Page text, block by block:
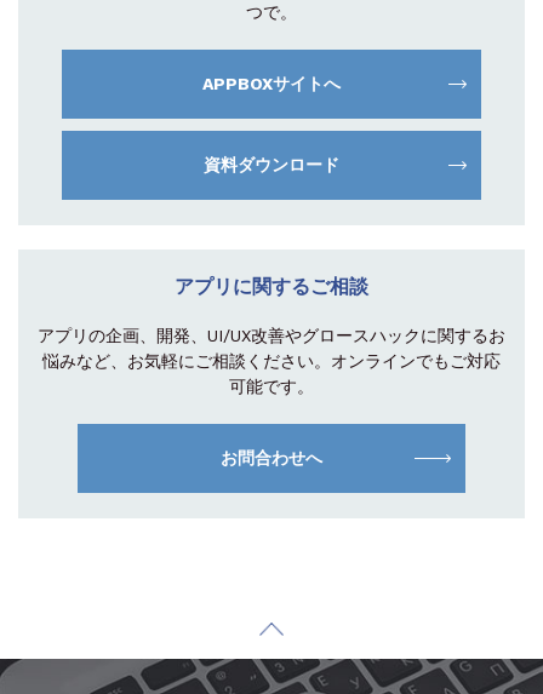
つで。
APPBOXサイトへ
資料ダウンロード
アプリに関するご相談
アプリの企画、開発、UI/UX改善やグロースハックに関するお
悩みなど、お気軽にご相談 ください。オンラインでもご対応
可能です。
お問合わせへ